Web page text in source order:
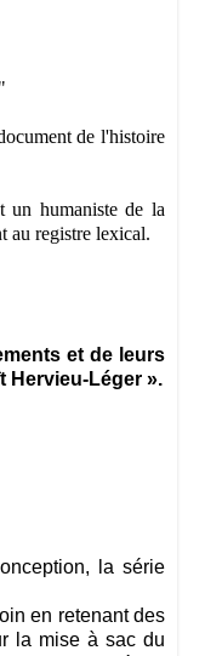
de l'histoire
un humaniste de la
au registre lexical.
et de leurs
Hervieu-Léger ».
la série
en retenant des
la mise à sac du